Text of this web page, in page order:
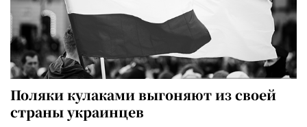
Поляки кулаками выгоняют из своей
страны украинцев